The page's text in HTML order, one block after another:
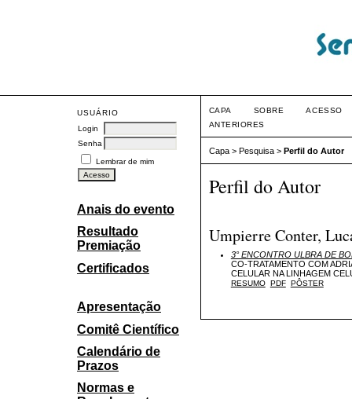
USUÁRIO
Login
Senha
Lembrar de mim
Anais do evento
Resultado
Premiação
Certificados
Apresentação
Comitê Científico
Calendário de
Prazos
Normas e
CAPA SOBRE
ACESSO
ANTERIORES
Capa> Pesquisa> Perfil do Autor
Perfil do Autor
Umpierre Conter,
3° ENCONTRO ULBRA DE
CO-TRATAMENTO COM
CELULAR NA LINHAGEM
RESUMO PDF PÔSTER